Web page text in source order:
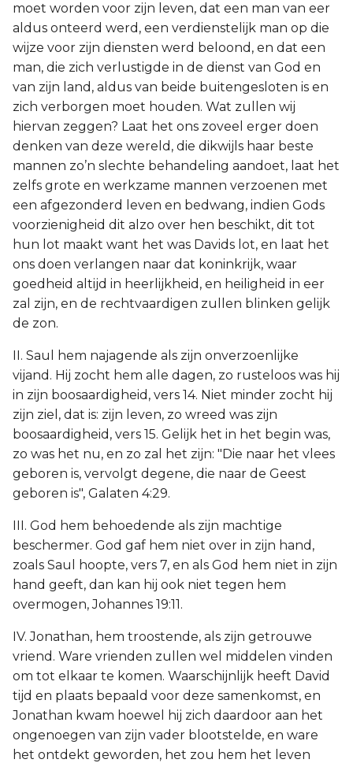
moet worden voor zijn leven, dat een man van eer
aldus onteerd werd, een verdienstelijk man op die
wijze voor zijn diensten werd beloond, en dat een
man, die zich verlustigde in de dienst van God en
van zijn land, aldus van beide buitengesloten is en
zich verborgen moet houden. Wat zullen wij
hiervan zeggen? Laat het ons zoveel erger doen
denken van deze wereld, die dikwijls haar beste
mannen zo’n slechte behandeling aandoet, laat het
zelfs grote en werkzame mannen verzoenen met
een afgezonderd leven en bedwang, indien Gods
voorzienigheid dit alzo over hen beschikt, dit tot
hun lot maakt want het was Davids lot, en laat het
ons doen verlangen naar dat koninkrijk, waar
goedheid altijd in heerlijkheid, en heiligheid in eer
zal zijn, en de rechtvaardigen zullen blinken gelijk
de zon.
II. Saul hem najagende als zijn onverzoenlijke
vijand. Hij zocht hem alle dagen, zo rusteloos was hij
in zijn boosaardigheid, vers 14. Niet minder zocht hij
zijn ziel, dat is: zijn leven, zo wreed was zijn
boosaardigheid, vers 15. Gelijk het in het begin was,
zo was het nu, en zo zal het zijn: "Die naar het vlees
geboren is, vervolgt degene, die naar de Geest
geboren is", Galaten 4:29.
III. God hem behoedende als zijn machtige
beschermer. God gaf hem niet over in zijn hand,
zoals Saul hoopte, vers 7, en als God hem niet in zijn
hand geeft, dan kan hij ook niet tegen hem
overmogen, Johannes 19:11.
IV. Jonathan, hem troostende, als zijn getrouwe
vriend. Ware vrienden zullen wel middelen vinden
om tot elkaar te komen. Waarschijnlijk heeft David
tijd en plaats bepaald voor deze samenkomst, en
Jonathan kwam hoewel hij zich daardoor aan het
ongenoegen van zijn vader blootstelde, en ware
het ontdekt geworden, het zou hem het leven